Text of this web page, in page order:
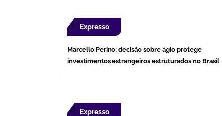
Expresso
Marcello Perino: decisão sobre ágio protege
investimentos estrangeiros estruturados no Brasil
Expresso